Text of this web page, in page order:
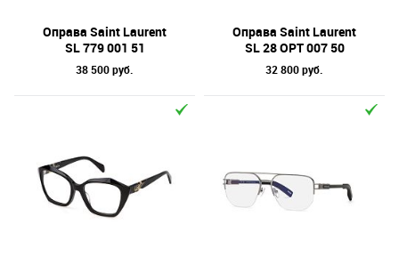
Оправа Saint Laurent
SL 779 001 51
38 500 руб.
Оправа Saint Laurent
SL 28 OPT 007 50
32 800 руб.